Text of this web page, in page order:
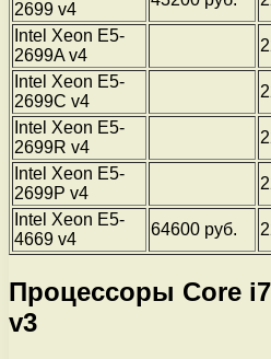
2699 v4
Intel Xeon E5-
2699A v4
Intel Xeon E5-
2699C v4
Intel Xeon E5-
2699R v4
Intel Xeon E5-
2699P v4
Intel Xeon E5-
4669 v4
64600 руб.
Процессоры Core
v3